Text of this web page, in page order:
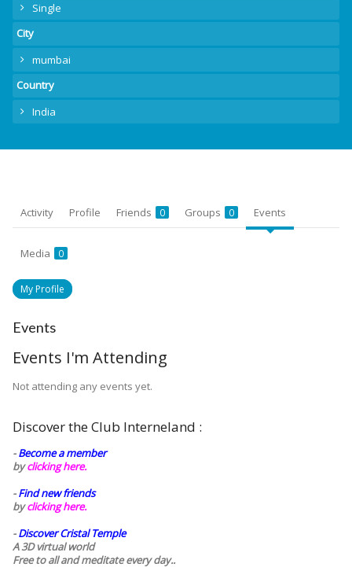
Single
City
mumbai
Country
India
Activity Profile Friends 0 Groups 0 Events
Media 0
My Profile
Events
Events I'm Attending
Not attending any events yet.
Discover the Club Interneland :
-Become a member
byclicking here.
-Find new friends
byclicking here.
-Discover Cristal Temple
A 3D virtual world
Free to all and meditate every day..